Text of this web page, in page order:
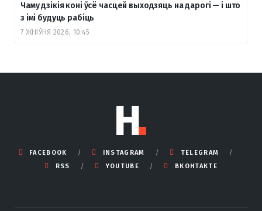
Чаму дзікія коні ўсё часцей выходзяць на дарогі — і што
з імі будуць рабіць
7 ЖНІЎНЯ 2026, 10:45
FACEBOOK INSTAGRAM
TELEGRAM
RSS
YOUTUBE ВКОНТАКТЕ